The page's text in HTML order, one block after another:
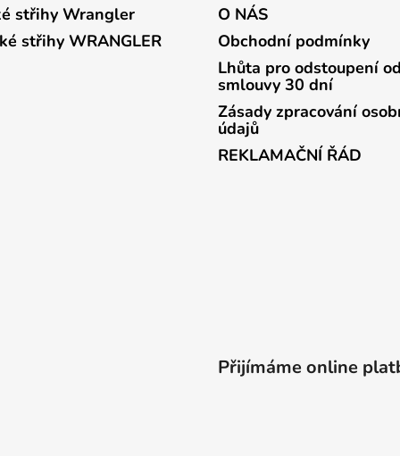
střihy Wrangler
střihy WRANGLER
O NÁS
Obchodní podmínky
Lhůta pro odstoupení
smlouvy 30 dní
Zásady zpracování
údajů
REKLAMAČNÍ ŘÁD
Přijímáme online